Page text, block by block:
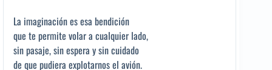
La imaginación es esa bendición
que te permite volar a cualquier lado,
sin pasaje, sin espera y sin cuidado
de que pudiera explotarnos el avión.